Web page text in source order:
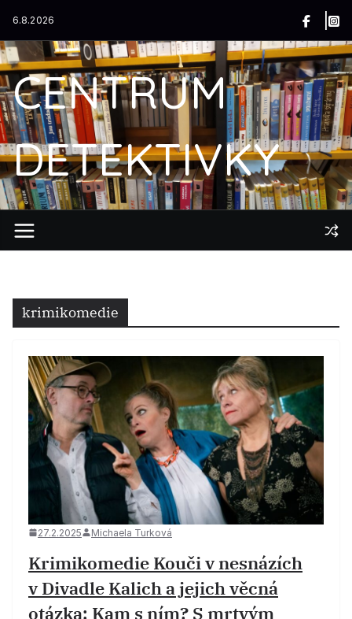
obsah
6.8.2026
CENTRUM
DETEKTIVKY
krimikomedie
27.2.2025 Michaela Turková
Krimikomedie Kouči v nesnázích
v Divadle Kalich a jejich věcná
otázka: Kam s ním? S mrtvým